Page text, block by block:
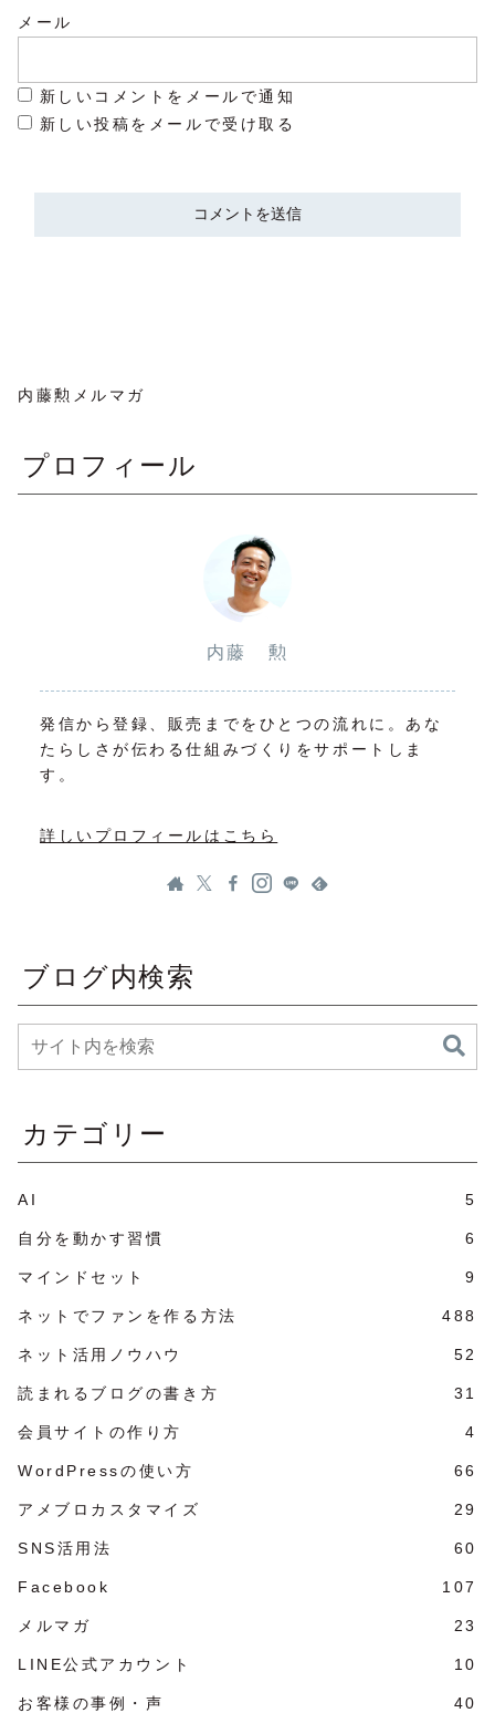
メール
新しいコメントをメールで通知
新しい投稿をメールで受け取る
内藤勲メルマガ
プロフィール
内藤 勲
発信から登録、販売までをひとつの流れに。あな
たらしさが伝わる仕組みづくりをサポートしま
す。
詳しいプロフィールはこちら
ブログ内検索
カテゴリー
AI 5
自分を動かす習慣 6
マインドセット 9
ネットでファンを作る方法 488
ネット活用ノウハウ 52
読まれるブログの書き方 31
会員サイトの作り方 4
WordPressの使い方 66
アメブロカスタマイズ 29
SNS活用法 60
Facebook 107
メルマガ 23
LINE公式アカウント 10
お客様の事例・声 40